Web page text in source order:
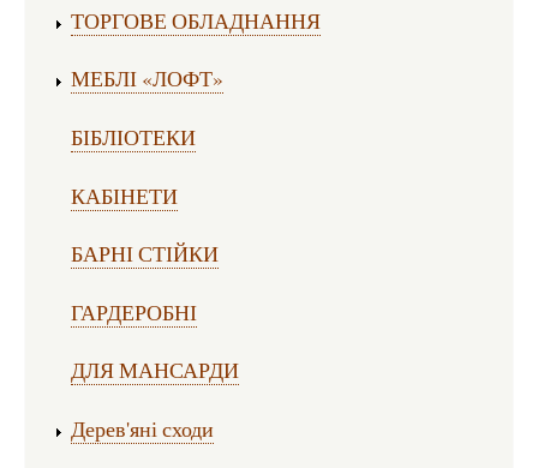
ТОРГОВЕ ОБЛАДНАННЯ
МЕБЛІ «ЛОФТ»
БІБЛІОТЕКИ
КАБІНЕТИ
БАРНІ СТІЙКИ
ГАРДЕРОБНІ
ДЛЯ МАНСАРДИ
Дерев'яні сходи